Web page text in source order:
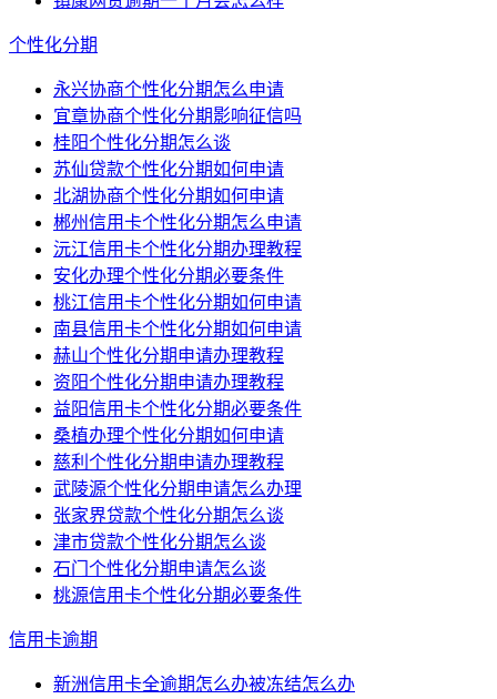
个性化分期
永兴协商个性化分期怎么申请
宜章协商个性化分期影响征信吗
桂阳个性化分期怎么谈
苏仙贷款个性化分期如何申请
北湖协商个性化分期如何申请
郴州信用卡个性化分期怎么申请
沅江信用卡个性化分期办理教程
安化办理个性化分期必要条件
桃江信用卡个性化分期如何申请
南县信用卡个性化分期如何申请
赫山个性化分期申请办理教程
资阳个性化分期申请办理教程
益阳信用卡个性化分期必要条件
桑植办理个性化分期如何申请
慈利个性化分期申请办理教程
武陵源个性化分期申请怎么办理
张家界贷款个性化分期怎么谈
津市贷款个性化分期怎么谈
石门个性化分期申请怎么谈
桃源信用卡个性化分期必要条件
信用卡逾期
新洲信用卡全逾期怎么办被冻结怎么办